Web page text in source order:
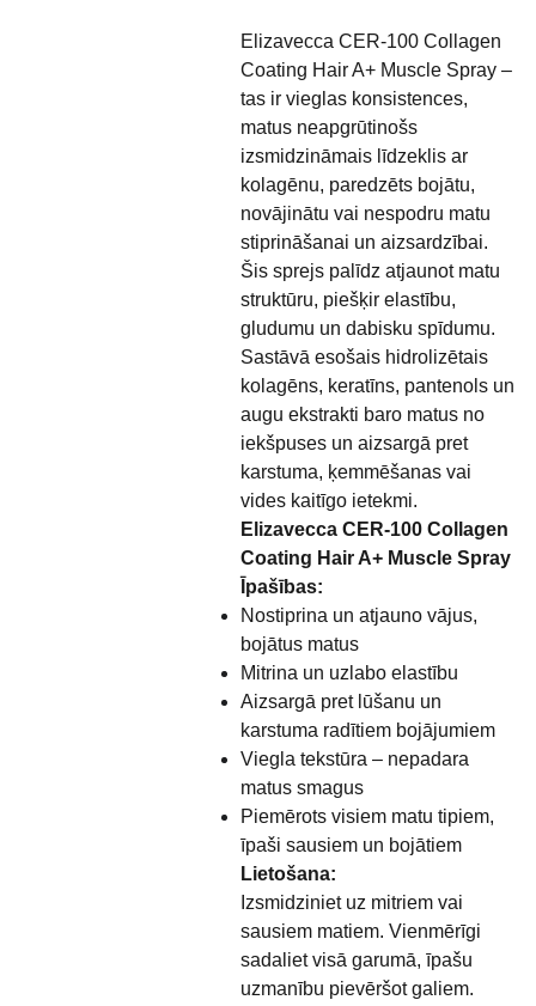
Elizavecca CER-100 Collagen
Coating Hair A+ Muscle Spray –
tas ir vieglas konsistences,
matus neapgrūtinošs
izsmidzināmais līdzeklis ar
kolagēnu, paredzēts bojātu,
novājinātu vai nespodru matu
stiprināšanai un aizsardzībai.
Šis sprejs palīdz atjaunot matu
struktūru, piešķir elastību,
gludumu un dabisku spīdumu.
Sastāvā esošais hidrolizētais
kolagēns, keratīns, pantenols un
augu ekstrakti baro matus no
iekšpuses un aizsargā pret
karstuma, ķemmēšanas vai
vides kaitīgo ietekmi.
Elizavecca CER-100 Collagen
Coating Hair A+ Muscle Spray
Īpašības:
Nostiprina un atjauno vājus,
bojātus matus
Mitrina un uzlabo elastību
Aizsargā pret lūšanu un
karstuma radītiem bojājumiem
Viegla tekstūra – nepadara
matus smagus
Piemērots visiem matu tipiem,
īpaši sausiem un bojātiem
Lietošana:
Izsmidziniet uz mitriem vai
sausiem matiem. Vienmērīgi
sadaliet visā garumā, īpašu
uzmanību pievēršot galiem.